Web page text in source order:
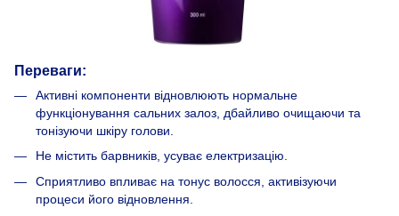
Переваги:
Активні компоненти відновлюють нормальне
функціонування сальних залоз, дбайливо очищаючи та
тонізуючи шкіру голови.
Не містить барвників, усуває електризацію.
Сприятливо впливає на тонус волосся, активізуючи
процеси його відновлення.